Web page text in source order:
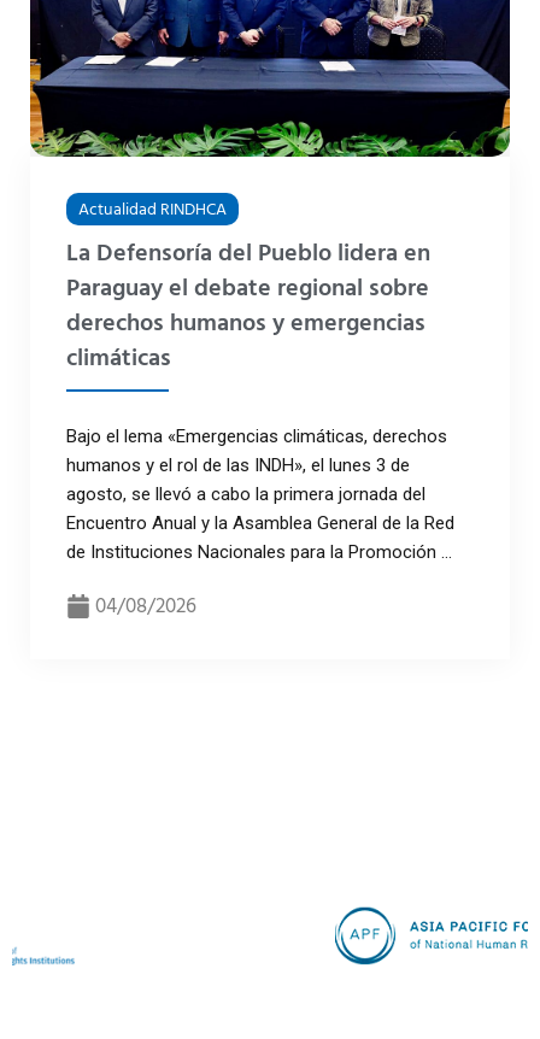
Actualidad RINDHCA
La Defensoría del Pueblo lidera en
Paraguay el debate regional sobre
derechos humanos y emergencias
climáticas
Bajo el lema «Emergencias climáticas, derechos
humanos y el rol de las INDH», el lunes 3 de
agosto, se llevó a cabo la primera jornada del
Encuentro Anual y la Asamblea General de la Red
de Instituciones Nacionales para la Promoción ...
04/08/2026